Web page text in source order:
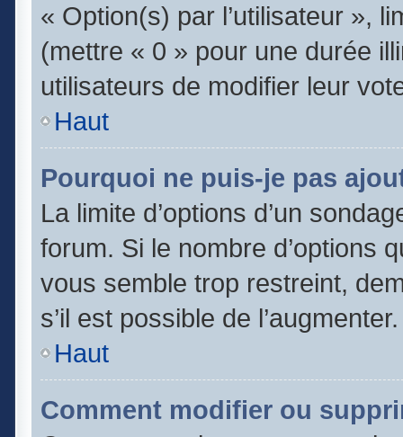
« Option(s) par l’utilisateur »,
(mettre « 0 » pour une durée
utilisateurs de modifier leur
Haut
Pourquoi ne puis-je pas
La limite d’options d’un
forum. Si le nombre d’options
vous semble trop restreint,
s’il est possible de l’augmenter.
Haut
Comment modifier ou